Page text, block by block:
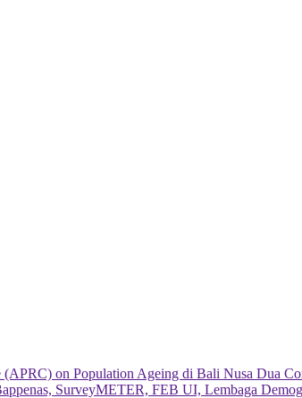
on Population Ageing di Bali Nusa Dua
SurveyMETER, FEB UI, Lembaga